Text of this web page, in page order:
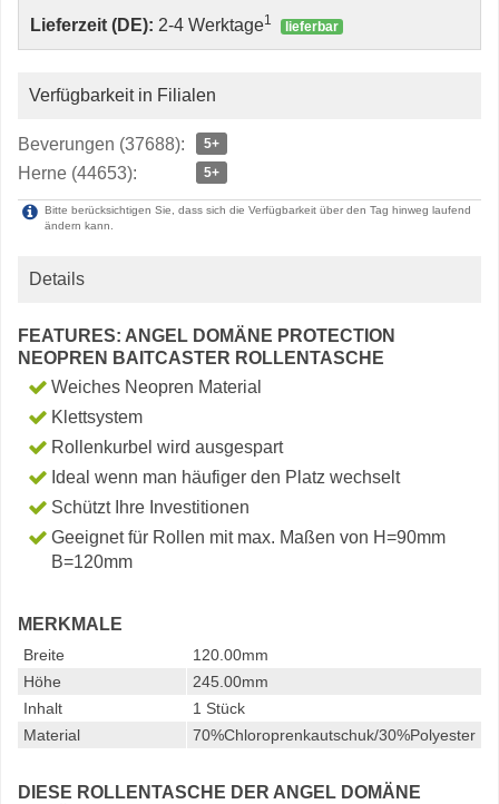
Lieferzeit (DE): 2-4 Werktage1 lieferbar
Verfügbarkeit in Filialen
Beverungen (37688): 5+
Herne (44653): 5+
Bitte berücksichtigen Sie, dass sich die Verfügbarkeit über den Tag hinweg laufend
ändern kann.
Details
FEATURES: ANGEL DOMÄNE PROTECTION
NEOPREN BAITCASTER ROLLENTASCHE
Weiches Neopren Material
Klettsystem
Rollenkurbel wird ausgespart
Ideal wenn man häufiger den Platz wechselt
Schützt Ihre Investitionen
Geeignet für Rollen mit max. Maßen von H=90mm
B=120mm
MERKMALE
Breite
120.00mm
Höhe
245.00mm
Inhalt
1 Stück
Material
70%Chloroprenkautschuk/30%Polyester
DIESE ROLLENTASCHE DER ANGEL DOMÄNE